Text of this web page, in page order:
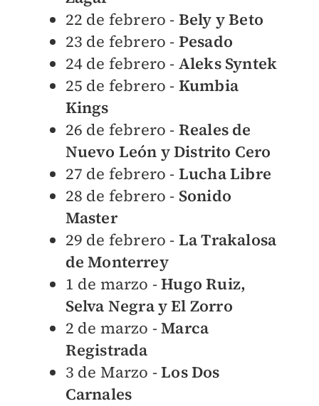
22 de febrero - Bely y Beto
23 de febrero - Pesado
24 de febrero - Aleks Syntek
25 de febrero - Kumbia
Kings
26 de febrero - Reales de
Nuevo León y Distrito Cero
27 de febrero - Lucha Libre
28 de febrero - Sonido
Master
29 de febrero - La Trakalosa
de Monterrey
1 de marzo -Hugo Ruiz,
Selva Negra y El Zorro
2 de marzo -Marca
Registrada
3 de Marzo -Los Dos
Carnales